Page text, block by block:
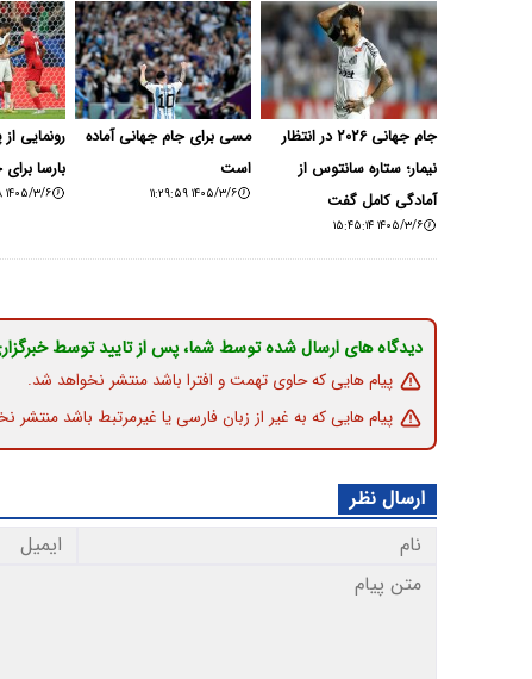
جام جهانی ۲۰۲۶ در انتظار
نیمار؛ ستاره سانتوس از
آمادگی کامل گفت
۱۴۰۵/۳/۶ ۱۵:۴۵:۱۴
مسی برای جام جهانی آماده
است
۱۴۰۵/۳/۶ ۱۱:۲۹:۵۹
بارسا
۱۴۰۵/۳/۶ ۰۹:۴۰:۰۸
دیدگاه های ارسال شده توسط شما، پس از تایید توسط
پیام هایی که حاوی تهمت و افترا باشد منتشر نخواهد شد.
پیام هایی که به غیر از زبان فارسی یا غیرمرتبط باشد منتشر
ارسال نظر